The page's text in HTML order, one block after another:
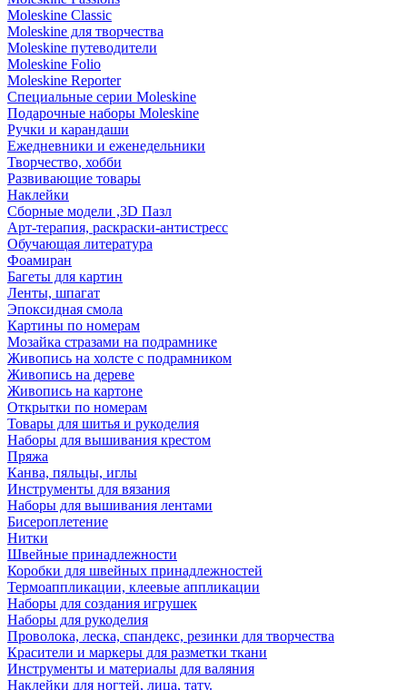
Moleskine Classic
Moleskine для творчества
Moleskine путеводители
Moleskine Folio
Moleskine Reporter
Специальные серии Moleskine
Подарочные наборы Moleskine
Ручки и карандаши
Ежедневники и еженедельники
Творчество, хобби
Развивающие товары
Наклейки
Сборные модели ,3D Пазл
Арт-терапия, раскраски-антистресс
Обучающая литература
Фоамиран
Багеты для картин
Ленты, шпагат
Эпоксидная смола
Картины по номерам
Мозайка стразами на подрамнике
Живопись на холсте с подрамником
Живопись на дереве
Живопись на картоне
Открытки по номерам
Товары для шитья и рукоделия
Наборы для вышивания крестом
Пряжа
Канва, пяльцы, иглы
Инструменты для вязания
Наборы для вышивания лентами
Бисероплетение
Нитки
Швейные принадлежности
Коробки для швейных принадлежностей
Термоаппликации, клеевые аппликации
Наборы для создания игрушек
Наборы для рукоделия
Проволока, леска, спандекс, резинки для творчества
Красители и маркеры для разметки ткани
Инструменты и материалы для валяния
Наклейки для ногтей, лица, тату.